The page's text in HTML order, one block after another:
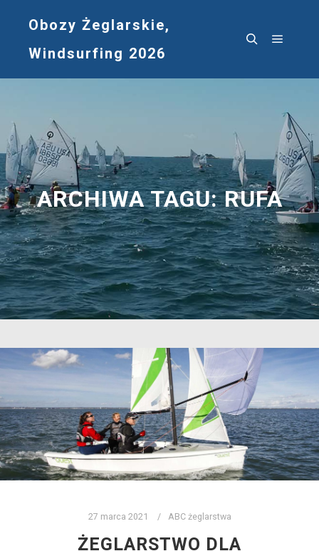
Obozy Żeglarskie,
Windsurfing 2026
ARCHIWA TAGU:RUFA
27 marca 2021 ABC żeglarstwa
ŻEGLARSTWO DLA